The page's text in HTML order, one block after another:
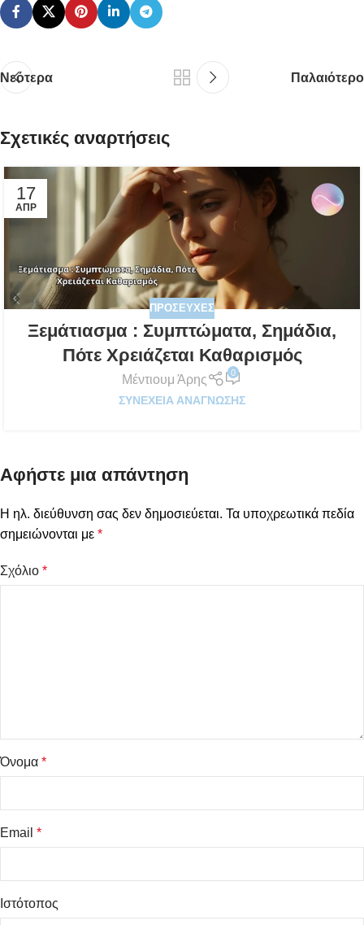
Νεότερα Παλαιότερο
Σχετικές αναρτήσεις
17
ΑΠΡ
ΠΡΟΣΕΥΧΈΣ
Ξεμάτιασμα : Συμπτώματα, Σημάδια,
Πότε Χρειάζεται Καθαρισμός
Μέντιουμ Άρης
0
ΣΥΝΈΧΕΙΑ ΑΝΆΓΝΩΣΗΣ
Αφήστε μια απάντηση
Η ηλ. διεύθυνση σας δεν δημοσιεύεται. Τα υποχρεωτικά πεδία
σημειώνονται με *
Σχόλιο *
Όνομα *
Email *
Ιστότοπος